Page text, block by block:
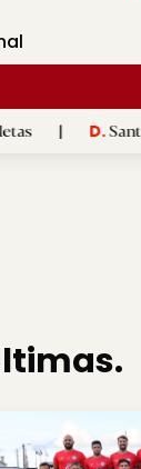
Santo Estêvão